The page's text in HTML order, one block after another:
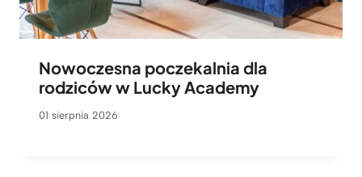
Nowoczesna poczekalnia dla
rodziców w Lucky Academy
01 sierpnia 2026